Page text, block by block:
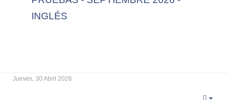
INGLÉS
Jueves, 30 Abril 2026